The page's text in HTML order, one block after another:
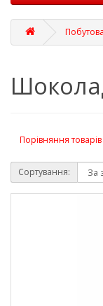
Порівняння товарів
Сортування: